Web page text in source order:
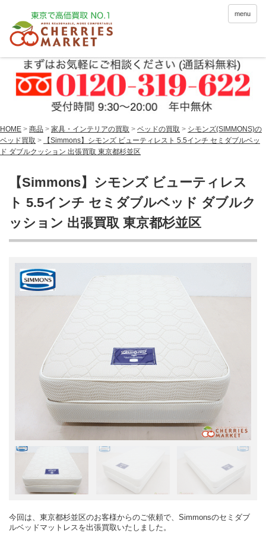
menu
HOME > 商品 > 家具・インテリアの買取 > ベッドの買取 > シモンズ(SIMMONS)の
ベッド買取 >
【Simmons】シモンズ ビューティレスト 5.5インチ セミダブルベッ
ド ダブルクッション 出張買取 東京都杉並区
【Simmons】シモンズ ビューティレス
ト 5.5インチ セミダブルベッド ダブルク
ッション 出張買取 東京都杉並区
今回は、東京都杉並区のお客様からのご依頼で、Simmonsのセミダブ
ルベッドマットレスを出張買取いたしました。